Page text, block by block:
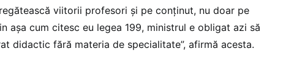
viitorii profesori și pe conținut, nu doar pe
așa cum citesc eu legea 199, ministrul e obligat azi să
didactic fără materia de specialitate”, afirmă acesta.